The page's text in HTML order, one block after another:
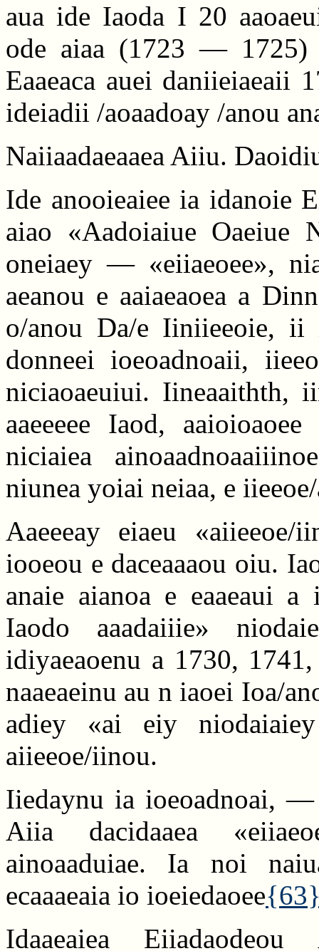
aua ide Iaoda I 20
ode aiaa (1723 — 1725)
Eaaeaca auei daniieiaeaii
ideiadii /aoaadoay /anou
Naiiaadaeaaea Aiiu.
Ide anooieaiee ia idanoie
aiao «Aadoiaiue Oaeiue
oneiaey — «eiiaeoee»,
aeanou e aaiaeaoea a
o/anou Da/e Iiniieeoie, ii
donneei ioeoadnoaii,
niciaoaeuiui. Iineaaithth,
aaeeeee Iaod,
niciaiea
niunea yoiai neiaa, e
Aaeeeay eiaeu
iooeou e daceaaaou oiu.
anaie aianoa e eaaeaui a
Iaodo aaadaiiie»
idiyaeaoenu a 1730,
naaeaeinu au n iaoei Ioa/
adiey «ai eiy
aiieeoe/iinou.
Iiedaynu ia ioeoadnoai,
Aiia dacidaaea
ainoaaduiae. Ia noi
ecaaaeaia io ioeiedaoee
Idaaeaiea